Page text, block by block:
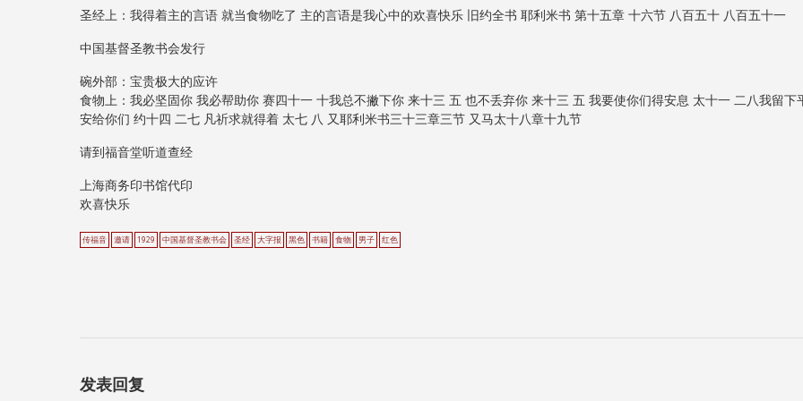
圣经上：我得着主的言语 就当食物吃了 主的言语是我心中的欢喜快乐 旧约全书 耶利米书 第十五章 十六节 八百五十 八百五十一
中国基督圣教书会发行
碗外部：宝贵极大的应许
食物上：我必坚固你 我必帮助你 赛四十一 十我总不撇下你 来十三 五 也不丢弃你 来十三 五 我要使你们得安息 太十一 二八我留下
安给你们 约十四 二七 凡祈求就得着 太七 八 又耶利米书三十三章三节 又马太十八章十九节
请到福音堂听道查经
上海商务印书馆代印
欢喜快乐
传福音 邀请 1929 中国基督圣教书会 圣经 大字报 黑色 书籍 食物 男子 红色
发表回复